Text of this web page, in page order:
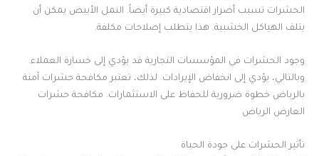
الحشرات تسبب أضرار اقتصادية كبيرة أيضاً. النمل الأبيض يمكن أن
يتلف الهياكل الخشبية. هذا يتطلب إصلاحات مكلفة.
وجود الحشرات في المؤسسات التجارية قد يؤدي إلى خسارة العملاء.
وبالتالي، يؤدي إلى انخفاض الإيرادات. لذلك، تعتبر مكافحة حشرات آمنة
بالرياض خطوة ضرورية للحفاظ على الاستثمارات. مكافحة حشرات
العارض الرياض
تأثير الحشرات على جودة الحياة